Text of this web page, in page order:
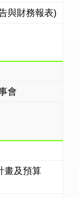
與財務報表)
會
畫及預算